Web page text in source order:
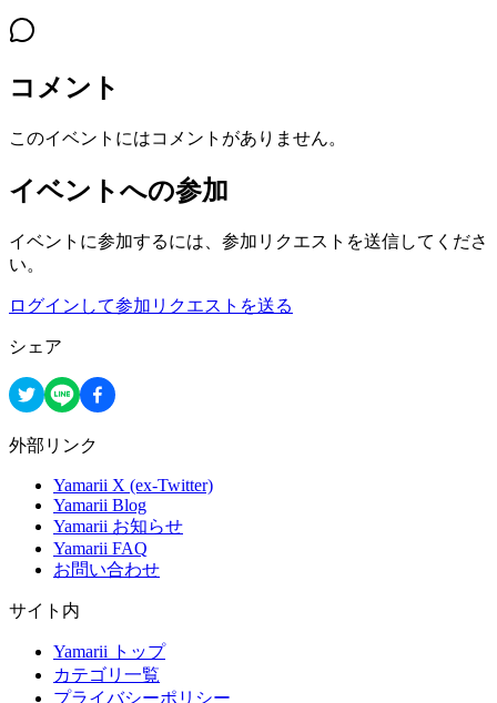
コメント
このイベントにはコメントがありません。
イベントへの参加
イベントに参加するには、参加リクエストを送信してくださ
い。
ログインして参加リクエストを送る
シェア
外部リンク
Yamarii X (ex-Twitter)
Yamarii Blog
Yamarii お知らせ
Yamarii FAQ
お問い合わせ
サイト内
Yamarii トップ
カテゴリ一覧
プライバシーポリシー